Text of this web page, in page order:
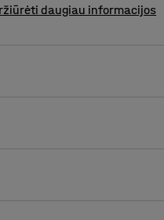
daugiau informacijos
ir sausų paviršių.